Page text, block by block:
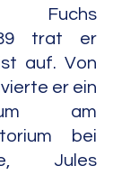
Fuchs
trat er
auf. Von
er ein
am
bei
Jules